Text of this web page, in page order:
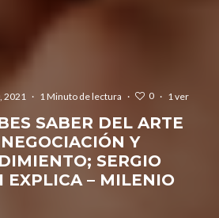
2021 · 1 Minuto de lectura · 0 · 1 ver
SABER DEL ARTE
Y
SERGIO
EXPLICA – MILENIO